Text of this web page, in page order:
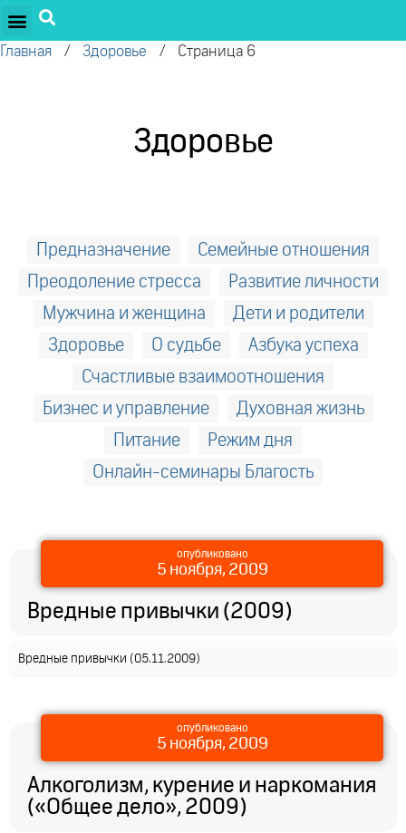
Главная / Здоровье / Страница 6
Здоровье
Предназначение
Семейные отношения
Преодоление стресса
Развитие личности
Мужчина и женщина
Дети и родители
Здоровье
О судьбе
Азбука успеха
Счастливые взаимоотношения
Бизнес и управление
Духовная жизнь
Питание
Режим дня
Онлайн-семинары Благость
опубликовано
5 ноября, 2009
Вредные привычки (2009)
Вредные привычки (05.11.2009)
опубликовано
5 ноября, 2009
​Алкоголизм, курение и наркомания
(«Общее дело», 2009)​